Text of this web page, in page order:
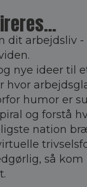
dit arbejdsliv
nye ideer til
hvor
humor er
og forstå
nation
så kom